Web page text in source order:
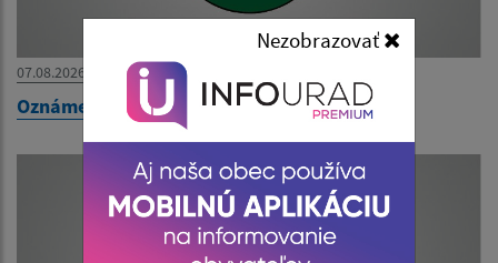
Nezobrazovať
07.08.2026
Oznámenie o uložení zásielky pán Kopaničak